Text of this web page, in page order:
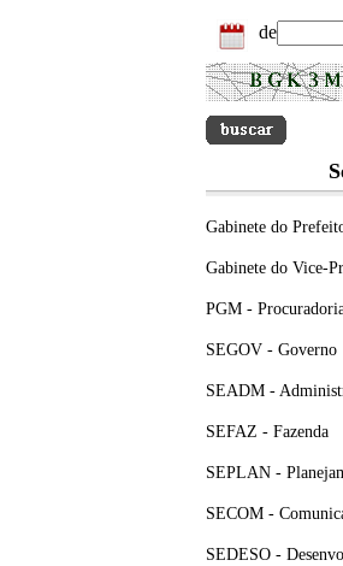
de
Gabinete do
Gabinete do Vice-
PGM -
SEGOV - Governo
SEADM -
SEFAZ - Fazenda
SEPLAN -
SECOM -
SEDESO -